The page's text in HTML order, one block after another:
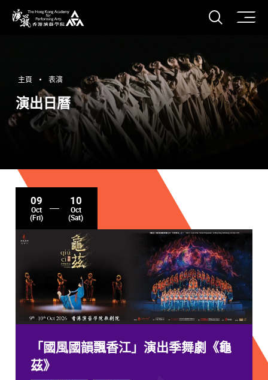
打開
主頁 表演
演出日曆
09
Oct
(Fri)
10
Oct
(Sat)
「國風國韻飄香江」演出季舞劇《龜
茲》